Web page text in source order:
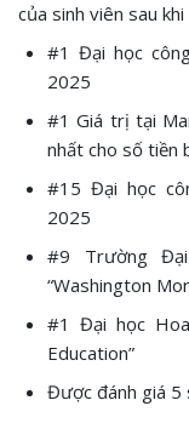
của sinh viên sau
#1 Đại học
2025
#1 Giá trị tại
nhất cho số tiền
#15 Đại học
2025
#9 Trường
“Washington
#1 Đại học
Education”
Được đánh giá 5